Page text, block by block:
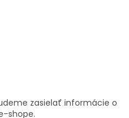
zasielať informácie o
shope.